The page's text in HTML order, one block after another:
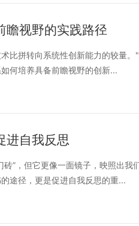
瞻视野的实践路径
比拼转向系统性创新能力的较量
何培养具备前瞻视野的创新...
进自我反思
”，但它更像一面镜子，映照出我
途径，更是促进自我反思的重...